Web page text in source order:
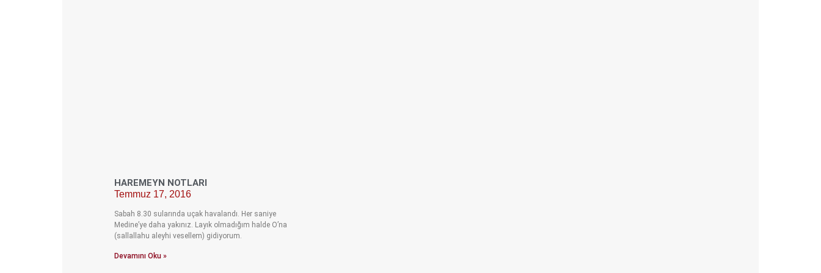
HAREMEYN NOTLARI
Temmuz 17, 2016
Sabah 8.30 sularında uçak havalandı. Her saniye
Medine’ye daha yakınız. Layık olmadığım halde O’na
(sallallahu aleyhi vesellem) gidiyorum.
Devamını Oku »